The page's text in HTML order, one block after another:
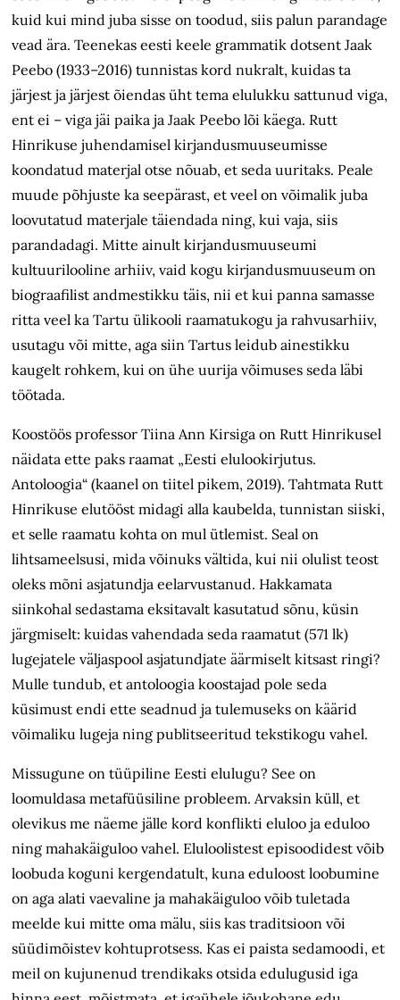
kuid kui mind juba sisse on toodud, siis palun parandage
vead ära. Teenekas eesti keele grammatik dotsent Jaak
Peebo (1933–2016) tunnistas kord nukralt, kuidas ta
järjest ja järjest õiendas üht tema elulukku sattunud viga,
ent ei – viga jäi paika ja Jaak Peebo lõi käega. Rutt
Hinrikuse juhendamisel kirjandusmuuseumisse
koondatud materjal otse nõuab, et seda uuritaks. Peale
muude põhjuste ka seepärast, et veel on võimalik juba
loovutatud materjale täiendada ning, kui vaja, siis
parandadagi. Mitte ainult kirjandusmuuseumi
kultuurilooline arhiiv, vaid kogu kirjandusmuuseum on
biograafilist andmestikku täis, nii et kui panna samasse
ritta veel ka Tartu ülikooli raamatukogu ja rahvusarhiiv,
usutagu või mitte, aga siin Tartus leidub ainestikku
kaugelt rohkem, kui on ühe uurija võimuses seda läbi
töötada.
Koostöös professor Tiina Ann Kirsiga on Rutt Hinrikusel
näidata ette paks raamat „Eesti elulookirjutus.
Antoloogia“ (kaanel on tiitel pikem, 2019). Tahtmata Rutt
Hinrikuse elutööst midagi alla kaubelda, tunnistan siiski,
et selle raamatu kohta on mul ütlemist. Seal on
lihtsameelsusi, mida võinuks vältida, kui nii olulist teost
oleks mõni asjatundja eelarvustanud. Hakkamata
siinkohal sedastama eksitavalt kasutatud sõnu, küsin
järgmiselt: kuidas vahendada seda raamatut (571 lk)
lugejatele väljaspool asjatundjate äärmiselt kitsast ringi?
Mulle tundub, et antoloogia koostajad pole seda
küsimust endi ette seadnud ja tulemuseks on käärid
võimaliku lugeja ning publitseeritud tekstikogu vahel.
Missugune on tüüpiline Eesti elulugu? See on
loomuldasa metafüüsiline probleem. Arvaksin küll, et
olevikus me näeme jälle kord konflikti eluloo ja eduloo
ning mahakäiguloo vahel. Eluloolistest episoodidest võib
loobuda koguni kergendatult, kuna eduloost loobumine
on aga alati vaevaline ja mahakäiguloo võib tuletada
meelde kui mitte oma mälu, siis kas traditsioon või
süüdimõistev kohtuprotsess. Kas ei paista sedamoodi, et
meil on kujunenud trendikaks otsida edulugusid iga